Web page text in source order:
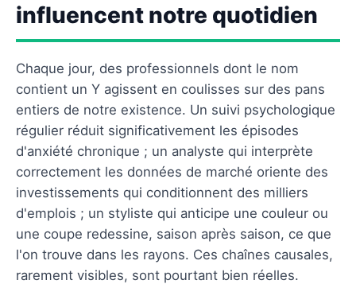
influencent notre quotidien
Chaque jour, des professionnels dont le nom
contient un Y agissent en coulisses sur des pans
entiers de notre existence. Un suivi psychologique
régulier réduit significativement les épisodes
d'anxiété chronique ; un analyste qui interprète
correctement les données de marché oriente des
investissements qui conditionnent des milliers
d'emplois ; un styliste qui anticipe une couleur ou
une coupe redessine, saison après saison, ce que
l'on trouve dans les rayons. Ces chaînes causales,
rarement visibles, sont pourtant bien réelles.